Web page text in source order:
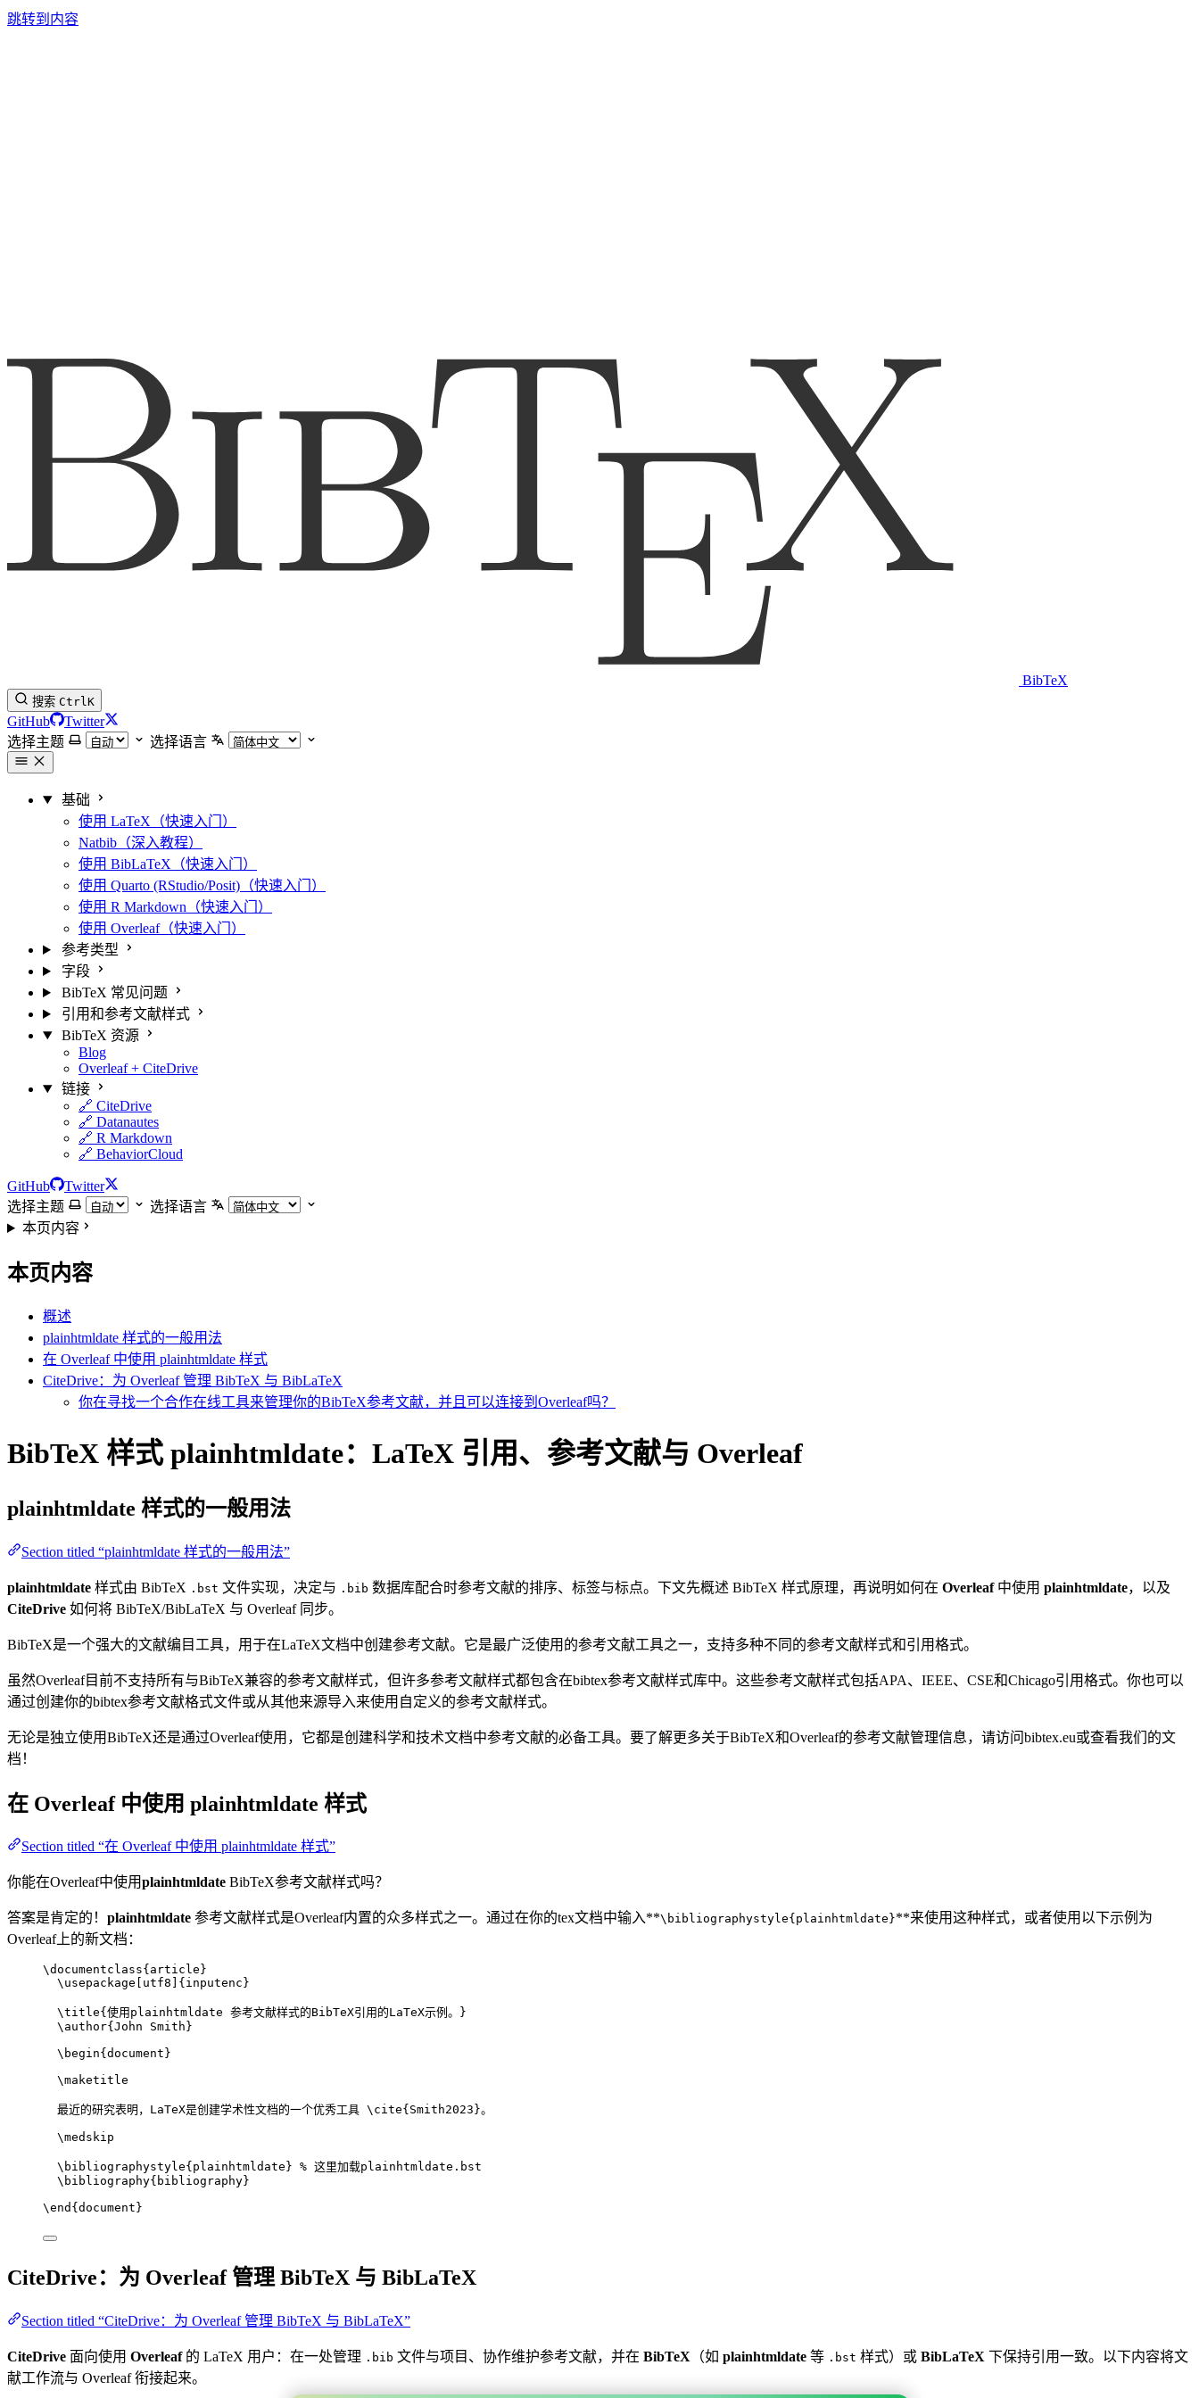
跳转到内容
BibTeX
搜索 CtrlK
GitHub
Twitter
选择主题
选择语言
基础
使用 LaTeX（快速入门）
Natbib（深入教程）
使用 BibLaTeX（快速入门）
使用 Quarto (RStudio/Posit)（快速入门）
使用 R Markdown（快速入门）
使用 Overleaf（快速入门）
参考类型
字段
BibTeX 常见问题
引用和参考文献样式
BibTeX 资源
Blog
Overleaf + CiteDrive
链接
🔗 CiteDrive
🔗 Datanautes
🔗 R Markdown
🔗 BehaviorCloud
GitHub
Twitter
选择主题
选择语言
本页内容
本页内容
概述
plainhtmldate 样式的一般用法
在 Overleaf 中使用 plainhtmldate 样式
CiteDrive：为 Overleaf 管理 BibTeX 与 BibLaTeX
你在寻找一个合作在线工具来管理你的BibTeX参考文献，并且可以连接到Overleaf吗？
BibTeX 样式 plainhtmldate：LaTeX 引用、参考文献与 Overleaf
plainhtmldate 样式的一般用法
Section titled “plainhtmldate 样式的一般用法”
plainhtmldate 样式由 BibTeX .bst 文件实现，决定与 .bib 数据库配合时参考文献的排序、标签与标点。下文先概述 BibTeX 样式原理，再说明如何在 Overleaf中使用 plainhtmldate，以及
CiteDrive 如何将 BibTeX/BibLaTeX 与 Overleaf 同步。
BibTeX是一个强大的文献编目工具，用于在LaTeX文档中创建参考文献。它是最广泛使用的参考文献工具之一，支持多种不同的参考文献样式和引用格式。
虽然Overleaf目前不支持所有与BibTeX兼容的参考文献样式，但许多参考文献样式都包含在bibtex参考文献样式库中。这些参考文献样式包括APA、IEEE、CSE和Chicago引用格式。你也可以
通过创建你的bibtex参考文献格式文件或从其他来源导入来使用自定义的参考文献样式。
无论是独立使用BibTeX还是通过Overleaf使用，它都是创建科学和技术文档中参考文献的必备工具。要了解更多关于BibTeX和Overleaf的参考文献管理信息，请访问bibtex.eu或查看我们的文
档！
在 Overleaf 中使用 plainhtmldate 样式
Section titled “在 Overleaf 中使用 plainhtmldate 样式”
你能在Overleaf中使用plainhtmldate BibTeX参考文献样式吗？
答案是肯定的！ plainhtmldate 参考文献样式是Overleaf内置的众多样式之一。通过在你的tex文档中输入**\bibliographystyle{plainhtmldate}**来使用这种样式，或者使用以下示例为
Overleaf上的新文档：
\documentclass{ article }
\usepackage
utf8 ]{ inputenc }
\title{使用plainhtmldate 参考文献样式的BibTeX引用的LaTeX示例。}
\author{John Smith}
\begin{ document }
\maketitle
最近的研究表明，LaTeX是创建学术性文档的一个优秀工具 \cite{ Smith2023 }。
\medskip
\bibliographystyle{plainhtmldate} % 这里加载plainhtmldate.bst
\bibliography{bibliography}
\end { document }
CiteDrive：为 Overleaf 管理 BibTeX 与 BibLaTeX
Section titled “CiteDrive：为 Overleaf 管理 BibTeX 与 BibLaTeX”
CiteDrive 面向使用 Overleaf的 LaTeX 用户：在一处管理 .bib 文件与项目、协作维护参考文献，并在 BibTeX （如 plainhtmldate 等 .bst 样式）或 BibLaTeX 下保持引用一致。以下内容将文
献工作流与 Overleaf 衔接起来。